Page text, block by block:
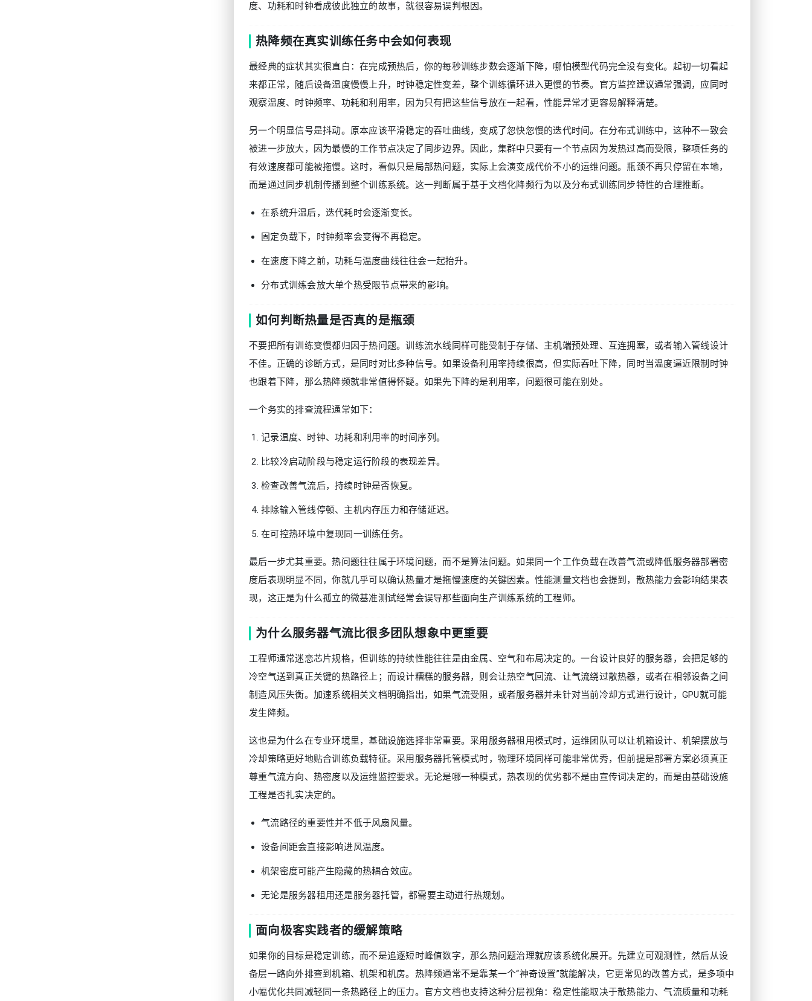
度、功耗和时钟看成彼此独立的故事，就很容易误判根因。
热降频在真实训练任务中会如何表现
最经典的症状其实很直白：在完成预热后，你的每秒训练步数会逐渐下降，哪怕模型代码完全没有变化。起初一切看起
来都正常，随后设备温度慢慢上升，时钟稳定性变差，整个训练循环进入更慢的节奏。官方监控建议通常强调，应同时
观察温度、时钟频率、功耗和利用率，因为只有把这些信号放在一起看，性能异常才更容易解释清楚。
另一个明显信号是抖动。原本应该平滑稳定的吞吐曲线，变成了忽快忽慢的迭代时间。在分布式训练中，这种不一致会
被进一步放大，因为最慢的工作节点决定了同步边界。因此，集群中只要有一个节点因为发热过高而受限，整项任务的
有效速度都可能被拖慢。这时，看似只是局部热问题，实际上会演变成代价不小的运维问题。瓶颈不再只停留在本地，
而是通过同步机制传播到整个训练系统。这一判断属于基于文档化降频行为以及分布式训练同步特性的合理推断。
在系统升温后，迭代耗时会逐渐变长。
固定负载下，时钟频率会变得不再稳定。
在速度下降之前，功耗与温度曲线往往会一起抬升。
分布式训练会放大单个热受限节点带来的影响。
如何判断热量是否真的是瓶颈
不要把所有训练变慢都归因于热问题。训练流水线同样可能受制于存储、主机端预处理、互连拥塞，或者输入管线设计
不佳。正确的诊断方式，是同时对比多种信号。如果设备利用率持续很高，但实际吞吐下降，同时当温度逼近限制时钟
也跟着下降，那么热降频就非常值得怀疑。如果先下降的是利用率，问题很可能在别处。
一个务实的排查流程通常如下：
记录温度、时钟、功耗和利用率的时间序列。
比较冷启动阶段与稳定运行阶段的表现差异。
检查改善气流后，持续时钟是否恢复。
排除输入管线停顿、主机内存压力和存储延迟。
在可控热环境中复现同一训练任务。
最后一步尤其重要。热问题往往属于环境问题，而不是算法问题。如果同一个工作负载在改善气流或降低服务器部署密
度后表现明显不同，你就几乎可以确认热量才是拖慢速度的关键因素。性能测量文档也会提到，散热能力会影响结果表
现，这正是为什么孤立的微基准测试经常会误导那些面向生产训练系统的工程师。
为什么服务器气流比很多团队想象中更重要
工程师通常迷恋芯片规格，但训练的持续性能往往是由金属、空气和布局决定的。一台设计良好的服务器，会把足够的
冷空气送到真正关键的热路径上；而设计糟糕的服务器，则会让热空气回流、让气流绕过散热器，或者在相邻设备之间
制造风压失衡。加速系统相关文档明确指出，如果气流受阻，或者服务器并未针对当前冷却方式进行设计，GPU就可能
发生降频。
这也是为什么在专业环境里，基础设施选择非常重要。采用服务器租用模式时，运维团队可以让机箱设计、机架摆放与
冷却策略更好地贴合训练负载特征。采用服务器托管模式时，物理环境同样可能非常优秀，但前提是部署方案必须真正
尊重气流方向、热密度以及运维监控要求。无论是哪一种模式，热表现的优劣都不是由宣传词决定的，而是由基础设施
工程是否扎实决定的。
气流路径的重要性并不低于风扇风量。
设备间距会直接影响进风温度。
机架密度可能产生隐藏的热耦合效应。
无论是服务器租用还是服务器托管，都需要主动进行热规划。
面向极客实践者的缓解策略
如果你的目标是稳定训练，而不是追逐短时峰值数字，那么热问题治理就应该系统化展开。先建立可观测性，然后从设
备层一路向外排查到机箱、机架和机房。热降频通常不是靠某一个“神奇设置”就能解决，它更常见的改善方式，是多项中
小幅优化共同减轻同一条热路径上的压力。官方文档也支持这种分层视角：稳定性能取决于散热能力、气流质量和功耗